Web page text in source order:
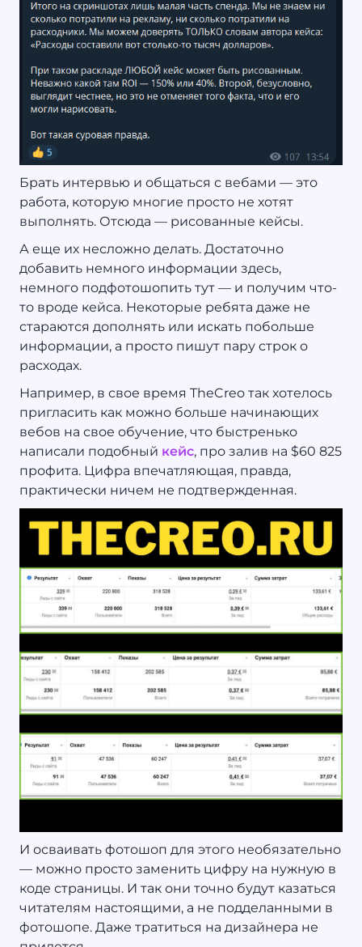
Брать интервью и общаться с вебами — это
работа, которую многие просто не хотят
выполнять. Отсюда — рисованные кейсы.
А еще их несложно делать. Достаточно
добавить немного информации здесь,
немного подфотошопить тут — и получим что-
то вроде кейса. Некоторые ребята даже не
стараются дополнять или искать побольше
информации, а просто пишут пару строк о
расходах.
Например, в свое время TheCreo так хотелось
пригласить как можно больше начинающих
вебов на свое обучение, что быстренько
написали подобный кейс, про залив на $60 825
профита. Цифра впечатляющая, правда,
практически ничем не подтвержденная.
И осваивать фотошоп для этого необязательно
— можно просто заменить цифру на нужную в
коде страницы. И так они точно будут казаться
читателям настоящими, а не подделанными в
фотошопе. Даже тратиться на дизайнера не